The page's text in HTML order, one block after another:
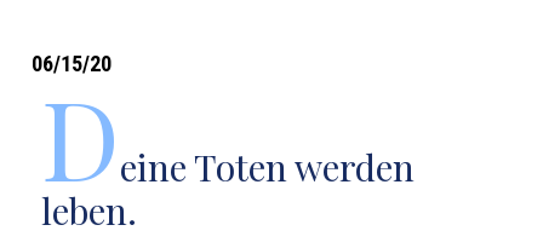
06/15/20
Deine Toten werden
leben.